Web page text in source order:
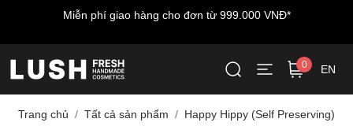
Miễn phí giao hàng cho đơn từ 999.000 VNĐ*
0 EN
Trang chủ Tất cả sản phẩm Happy Hippy (Self Preserving)